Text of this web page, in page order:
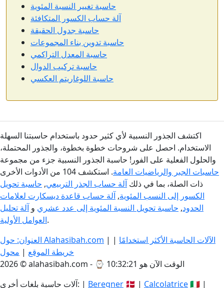
حاسبة تغيير النسبة المئوية
آلة حساب الكسور المتكافئة
حاسبة جدول الحقيقة
حاسبة تدوين بناء المجموعات
حاسبة المعدل التراكمي
حاسبة تركيب الدوال
حاسبة اللوغاريتم العكسي
اكتشف الجذور النسبية لأي كثير حدود باستخدام حاسبتنا السهلة
الاستخدام. احصل على شروحات خطوة بخطوة، والجذور المحتملة،
والحلول الفعلية على الفور! حاسبة الجذور النسبية جزء من مجموعة
حاسبات الجبر والرياضيات العامة
. استكشف 104 من الأدوات الأخرى
ذات الصلة، بما في ذلك آلة حساب الجذر التربيعي, حاسبة تحويل
الكسور إلى النسب المئوية, آلة حساب قاعدة ديسكارت لعلامات
الحدود, حاسبة تحويل النسبة المئوية إلى عدد عشري و آلة تحليل
العوامل الأولية.
العنوان: حول Alahasibah.com | الآلات الحاسبة الأكثر استخدامًا |
خريطة الموقع | محول
2026 © alahasibah.com - ⌚
الوقت الآن هو 10:32:22
آلات حاسبة بلغات أخرى: | Beregner 🇩🇰 | Calcolatrice🇮🇹 |